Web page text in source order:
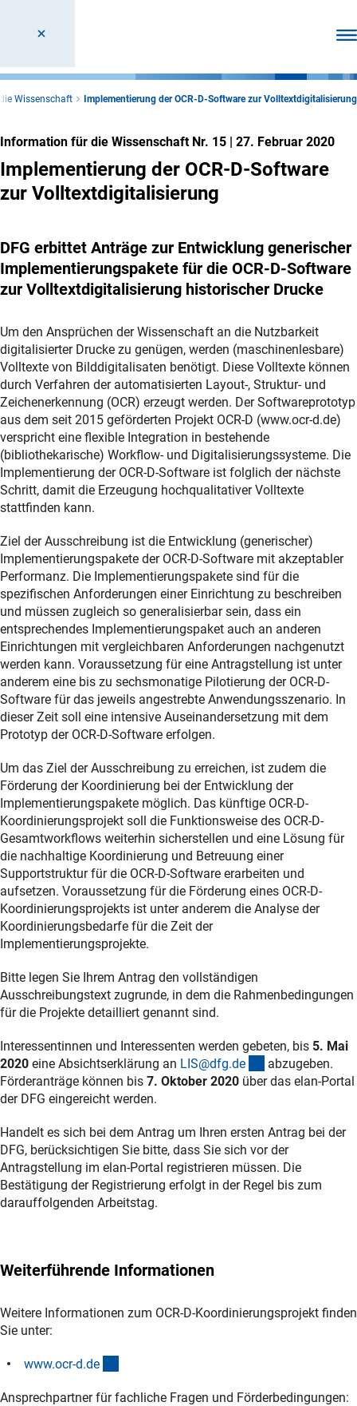
Wissenschaft Implementierung der OCR-D-Software zur Volltextdigitalisierung
Information für die Wissenschaft Nr. 15 | 27. Februar 2020
Implementierung der OCR-D-Software
zur Volltextdigitalisierung
DFG erbittet Anträge zur Entwicklung generischer
Implementierungspakete für die OCR-D-Software
zur Volltextdigitalisierung historischer Drucke
Um den Ansprüchen der Wissenschaft an die Nutzbarkeit
digitalisierter Drucke zu genügen, werden (maschinenlesbare)
Volltexte von Bilddigitalisaten benötigt. Diese Volltexte können
durch Verfahren der automatisierten Layout-, Struktur- und
Zeichenerkennung (OCR) erzeugt werden. Der Softwareprototyp
aus dem seit 2015 geförderten Projekt OCR-D (www.ocr-d.de)
verspricht eine flexible Integration in bestehende
(bibliothekarische) Workflow- und Digitalisierungssysteme. Die
Implementierung der OCR-D-Software ist folglich der nächste
Schritt, damit die Erzeugung hochqualitativer Volltexte
stattfinden kann.
Ziel der Ausschreibung ist die Entwicklung (generischer)
Implementierungspakete der OCR-D-Software mit akzeptabler
Performanz. Die Implementierungspakete sind für die
spezifischen Anforderungen einer Einrichtung zu beschreiben
und müssen zugleich so generalisierbar sein, dass ein
entsprechendes Implementierungspaket auch an anderen
Einrichtungen mit vergleichbaren Anforderungen nachgenutzt
werden kann. Voraussetzung für eine Antragstellung ist unter
anderem eine bis zu sechsmonatige Pilotierung der OCR-D-
Software für das jeweils angestrebte Anwendungsszenario. In
dieser Zeit soll eine intensive Auseinandersetzung mit dem
Prototyp der OCR-D-Software erfolgen.
Um das Ziel der Ausschreibung zu erreichen, ist zudem die
Förderung der Koordinierung bei der Entwicklung der
Implementierungspakete möglich. Das künftige OCR-D-
Koordinierungsprojekt soll die Funktionsweise des OCR-D-
Gesamtworkflows weiterhin sicherstellen und eine Lösung für
die nachhaltige Koordinierung und Betreuung einer
Supportstruktur für die OCR-D-Software erarbeiten und
aufsetzen. Voraussetzung für die Förderung eines OCR-D-
Koordinierungsprojekts ist unter anderem die Analyse der
Koordinierungsbedarfe für die Zeit der
Implementierungsprojekte.
Bitte legen Sie Ihrem Antrag den vollständigen
Ausschreibungstext zugrunde, in dem die Rahmenbedingungen
für die Projekte detailliert genannt sind.
Interessentinnen und Interessenten werden gebeten, bis 5. Mai
2020 eine Absichtserklärung an LIS@dfg.de (externer Link)
abzugeben.
Förderanträge können bis 7. Oktober 2020 über das elan-Portal
der DFG eingereicht werden.
Handelt es sich bei dem Antrag um Ihren ersten Antrag bei der
DFG, berücksichtigen Sie bitte, dass Sie sich vor der
Antragstellung im elan-Portal registrieren müssen. Die
Bestätigung der Registrierung erfolgt in der Regel bis zum
darauffolgenden Arbeitstag.
Weiterführende Informationen
Weitere Informationen zum OCR-D-Koordinierungsprojekt finden
Sie unter:
www.ocr-d.de
Ansprechpartner für fachliche Fragen und Förderbedingungen: